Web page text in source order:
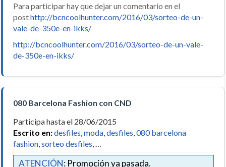
Para participar hay que dejar un comentario en el
posthttp://bcncoolhunter.com/2016/03/sorteo-de-un-
vale-de-350e-en-ikks/
http://bcncoolhunter.com/2016/03/sorteo-de-un-vale-
de-350e-en-ikks/
080 Barcelona Fashion con CND
Participa hasta el 28/06/2015
Escrito en:desfiles,moda,desfiles,080 barcelona
fashion,sorteo desfiles, …
ATENCIÓN: Promoción ya pasada.